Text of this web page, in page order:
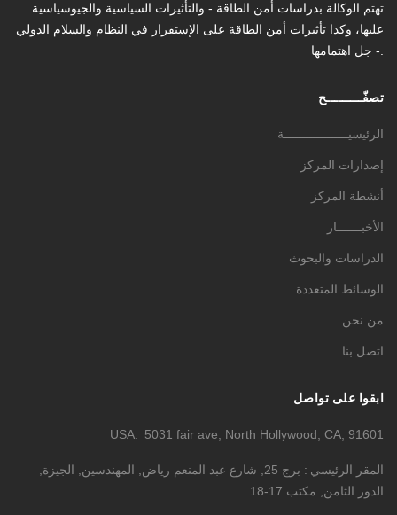
تهتم الوكالة بدراسات أمن الطاقة - والتأثیرات السیاسیة والجیوسیاسیة
عليها، وكذا تأثیرات أمن الطاقة على الإستقرار في النظام والسلام الدولي
- جل اهتمامها.
تصفّـــــــــح
الرئيسيــــــــــــــــــة
إصدارات المركز
أنشطة المركز
الأخبـــــــار
الدراسات والبحوث
الوسائط المتعددة
من نحن
اتصل بنا
ابقوا على تواصل
USA 5031 fair ave, North Hollywood, CA, 91601
المقر الرئيسي
برج 25, شارع عبد المنعم رياض, المهندسين, الجيزة,
الدور الثامن, مكتب 17-18